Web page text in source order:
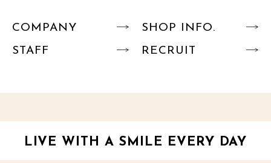
COMPANY
SHOP INFO.
STAFF
RECRUIT
LIVE WITH A SMILE EVERY DAY